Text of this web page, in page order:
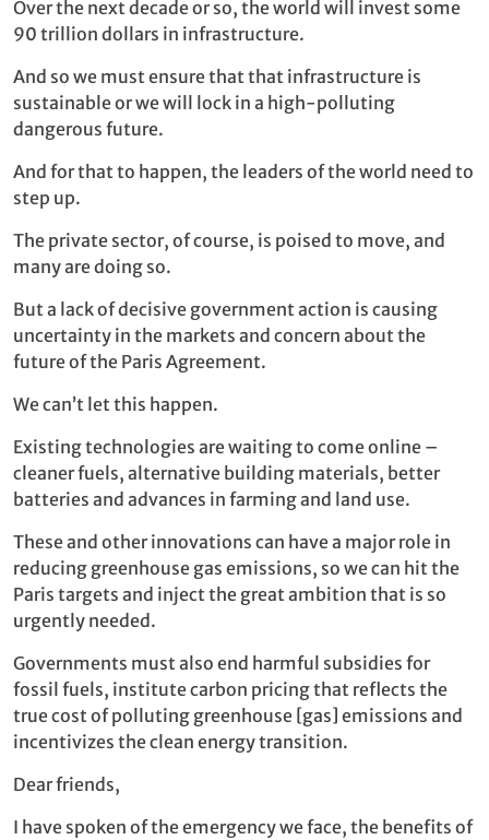
Over the next decade or so, the world will invest some
90 trillion dollars in infrastructure.
And so we must ensure that that infrastructure is
sustainable or we will lock in a high-polluting
dangerous future.
And for that to happen, the leaders of the world need to
step up.
The private sector, of course, is poised to move, and
many are doing so.
But a lack of decisive government action is causing
uncertainty in the markets and concern about the
future of the Paris Agreement.
We can’t let this happen.
Existing technologies are waiting to come online –
cleaner fuels, alternative building materials, better
batteries and advances in farming and land use.
These and other innovations can have a major role in
reducing greenhouse gas emissions, so we can hit the
Paris targets and inject the great ambition that is so
urgently needed.
Governments must also end harmful subsidies for
fossil fuels, institute carbon pricing that reflects the
true cost of polluting greenhouse [gas] emissions and
incentivizes the clean energy transition.
Dear friends,
I have spoken of the emergency we face, the benefits of